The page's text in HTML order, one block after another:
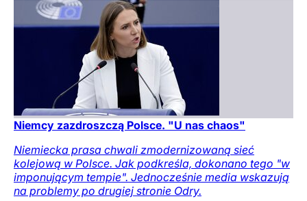
Niemcy zazdroszczą Polsce. "U nas chaos"
Niemiecka prasa chwali zmodernizowaną sieć
kolejową w Polsce. Jak podkreśla, dokonano tego "w
imponującym tempie". Jednocześnie media wskazują
na problemy po drugiej stronie Odry.